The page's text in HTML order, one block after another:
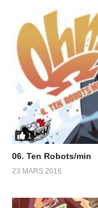
1
06. Ten Robots/min
23 MARS 2016